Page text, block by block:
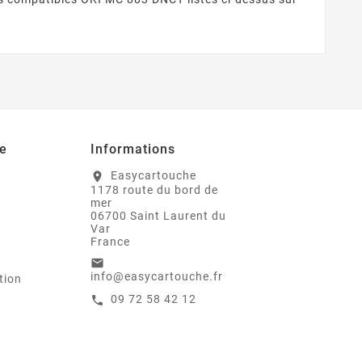
Informations
location_on
Easycartouche
1178 route du bord de
mer
06700 Saint Laurent du
Var
France
email
info@easycartouche.fr
call 09 72 58 42 12